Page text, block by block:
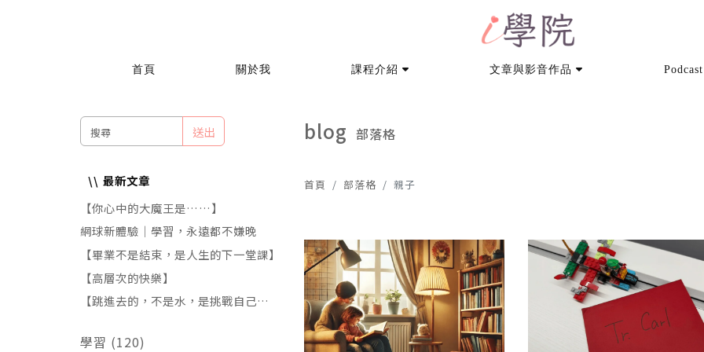
首頁 關於我 課程介紹 文章與影音作品 Podcast
送出
最新文章
【你心中的大魔王是……】
網球新體驗｜學習，永遠都不嫌晚
【畢業不是結束，是人生的下一堂課】
【高層次的快樂】
【跳進去的，不是水，是挑戰自己的恐
學習 (120)
blog 部落格
首頁 部落格 親子